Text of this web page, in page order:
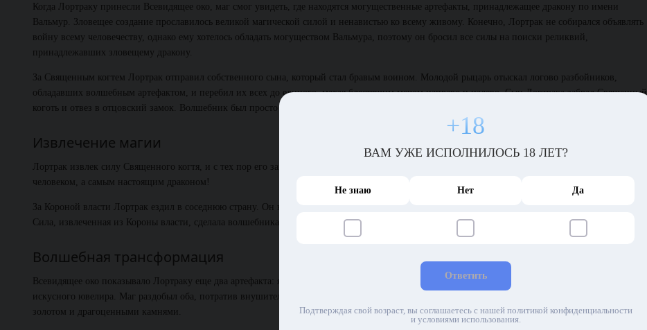
Когда Лортраку принесли Всевидящее око, маг смог увидеть, где находятся могущественные артефакты, принадлежащее дракону по имени
Вальмур. Зловещее создание прославилось великой магической силой и ненавистью ко всему живому. Конечно, Лортрак не собирался объявлять
войну всему человечеству, однако ему хотелось обладать могуществом Вальмура, поэтому он бросил все силы на поиски реликвий,
принадлежавших зловещему дракону.
За Священным когтем Лортрак отправил собственного сына, который стал бравым воином. Молодой рыцарь отыскал логово разбойников,
обладавших волшебным артефактом, и перебил их всех до единого, махая блестящим мечом направо и налево. Сын Лортрака забрал Священный
коготь и отвез в отцовский замок. Волшебник был просто вне себя от радости!
Извлечение магии
Лортрак извлек силу Священного когтя, и с тех пор его заклинания стали намного сильнее. Казалось, его магия – это заклинания, созданные не
человеком, а самым настоящим драконом!
За Короной власти Лортрак ездил в соседнюю страну. Он купил великий артефакт у одного коллекционера за бешеные деньги и привез домой.
Сила, извлеченная из Короны власти, сделала волшебника еще могущественнее.
Волшебная трансформация
Всевидящее око показывало Лортраку еще два артефакта: яйцо дракона и камень магии, обрамленный в золотую оправу, созданную руками
искусного ювелира. Маг раздобыл оба, потратив внушительную часть своего состояния. Впрочем, подвалы его башни все равно были набиты
золотом и драгоценными камнями.
+18
ВАМ УЖЕ ИСПОЛНИЛОСЬ 18 ЛЕТ?
Не знаю Нет Да
Ответить
Подтверждая свой возраст, вы соглашаетесь с нашей политикой конфиденциальности
и условиями использования.